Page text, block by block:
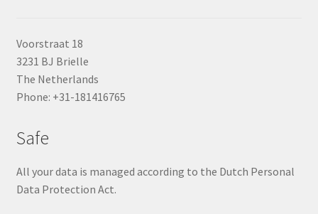
Voorstraat 18
3231 BJ Brielle
The Netherlands
Phone: +31-181416765
Safe
All your data is managed according to the Dutch Personal
Data Protection Act.